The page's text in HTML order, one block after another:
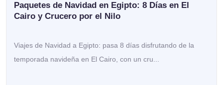
Paquetes de Navidad en Egipto: 8 Días en El
Cairo y Crucero por el Nilo
Viajes de Navidad a Egipto: pasa 8 días disfrutando de la
temporada navideña en El Cairo, con un cru...